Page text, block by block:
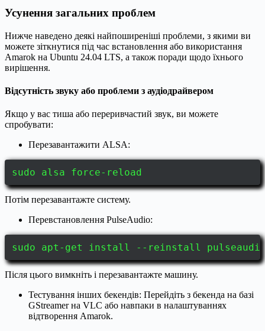
Усунення загальних проблем
Нижче наведено деякі найпоширеніші проблеми, з якими ви
можете зіткнутися під час встановлення або використання
Amarok на Ubuntu 24.04 LTS, а також поради щодо їхнього
вирішення.
Відсутність звуку або проблеми з аудіодрайвером
Якщо у вас тиша або переривчастий звук, ви можете
спробувати:
Перезавантажити ALSA:
sudo alsa force-reload
Потім перезавантажте систему.
Перевстановлення PulseAudio:
sudo apt-get install --reinstall
Після цього вимкніть і перезавантажте машину.
Тестування інших бекендів: Перейдіть з бекенда на базі
GStreamer на VLC або навпаки в налаштуваннях
відтворення Amarok.